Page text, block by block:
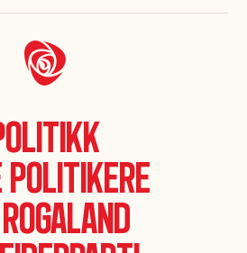
politikere
Rogaland